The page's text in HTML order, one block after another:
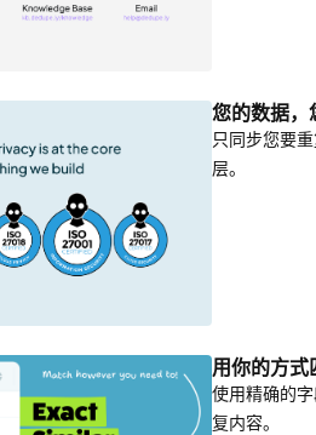
您的数据，
只同步您要
层。
用你的方式
使用精确的
复内容。